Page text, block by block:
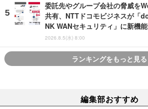
委託先やグループ会社の脅威を
共有、NTTドコモビジネスが「
NK WANセキュリティ」に新機能
2026.8.5(水) 8:00
ランキングをもっと見る
編集部おすすめ